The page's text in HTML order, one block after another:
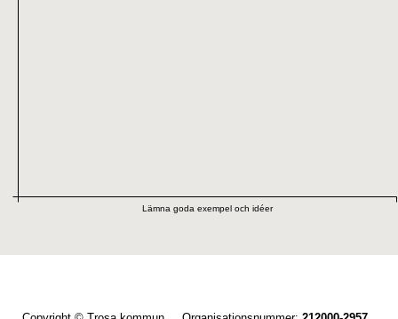
Lämna goda exempel och idéer